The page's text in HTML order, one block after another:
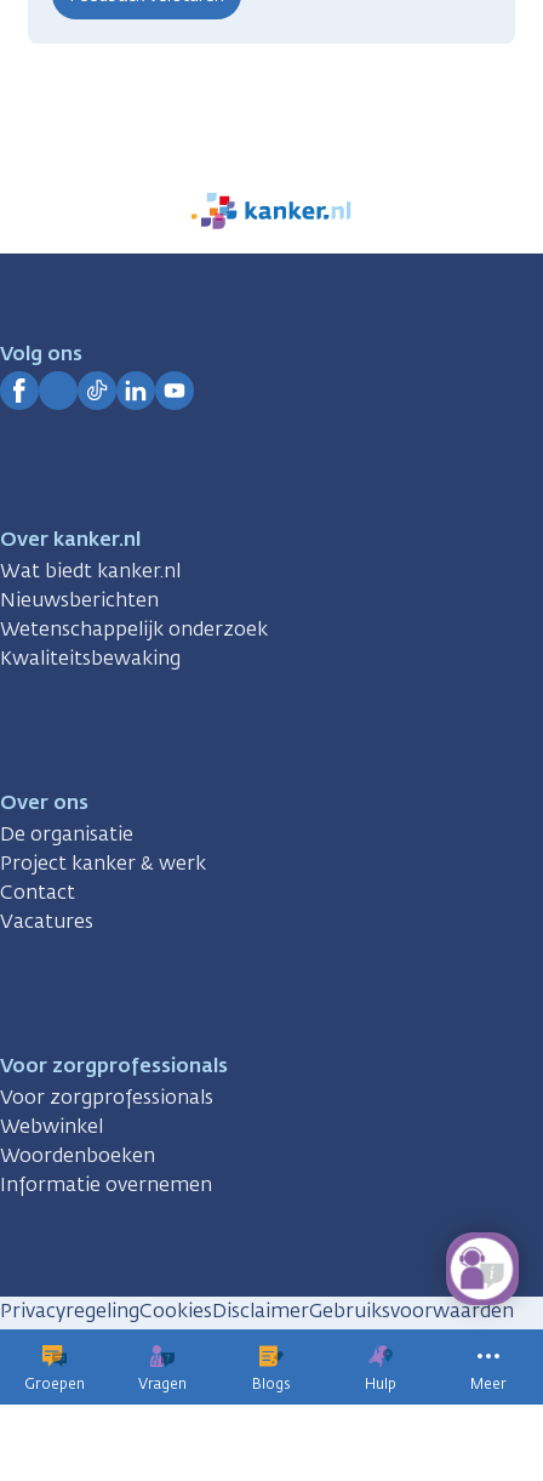
Groepen Vragen Blogs Hulp Meer
We
zijn
Volg ons
Over kanker.nl
Wat biedt kanker.nl
Nieuwsberichten
Wetenschappelijk onderzoek
Kwaliteitsbewaking
Over ons
De organisatie
Project kanker & werk
Contact
Vacatures
Voor zorgprofessionals
Voor zorgprofessionals
Webwinkel
Woordenboeken
Informatie overnemen
PrivacyregelingCookiesDisclaimerGebruiksvoorwaarden
Huisregels